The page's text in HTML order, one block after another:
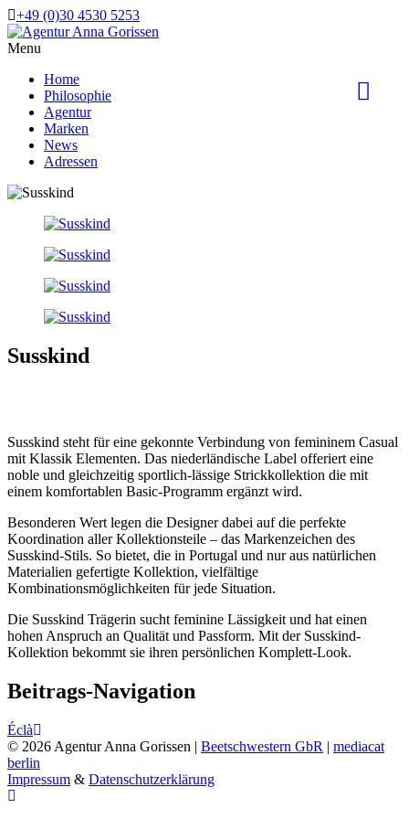
+49 (0)30 4530 5253
Menu
Home
Philosophie
Agentur
Marken
News
Adressen
Susskind
Susskind steht für eine gekonnte Verbindung von femininem Casual
mit Klassik Elementen. Das niederländische Label offeriert eine
noble und gleichzeitig sportlich-lässige Strickkollektion die mit
einem komfortablen Basic-Programm ergänzt wird.
Besonderen Wert legen die Designer dabei auf die perfekte
Koordination aller Kollektionsteile – das Markenzeichen des
Susskind-Stils. So bietet, die in Portugal und nur aus natürlichen
Materialien gefertigte Kollektion, vielfältige
Kombinationsmöglichkeiten für jede Situation.
Die Susskind Trägerin sucht feminine Lässigkeit und hat einen
hohen Anspruch an Qualität und Passform. Mit der Susskind-
Kollektion bekommt sie ihren persönlichen Komplett-Look.
Beitrags-Navigation
Éclà
© 2026 Agentur Anna Gorissen | Beetschwestern GbR | mediacat
berlin
Impressum & Datenschutzerklärung